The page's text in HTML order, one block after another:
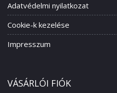
Adatvédelmi nyilatkozat
Cookie-k kezelése
Impresszum
VÁSÁRLÓI FIÓK